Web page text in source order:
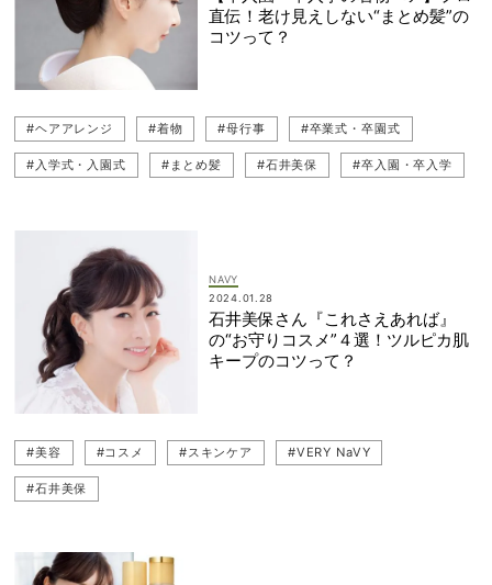
直伝！老け見えしない“まとめ髪”の
コツって？
#ヘアアレンジ #着物 #母行事 #卒業式・卒園式
#入学式・入園式 #まとめ髪 #石井美保 #卒入園・卒入学
NAVY
2024.01.28
石井美保さん『これさえあれば』
の“お守りコスメ”４選！ツルピカ肌
キープのコツって？
#美容 #コスメ #スキンケア #VERY NaVY
#石井美保